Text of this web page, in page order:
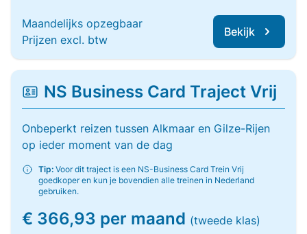
Maandelijks opzegbaar
Prijzen excl. btw
Bekijk
NS Business Card Traject Vrij
Onbeperkt reizen tussen Alkmaar en Gilze-Rijen
op ieder moment van de dag
Tip: Voor dit traject is een NS-Business Card Trein Vrij
goedkoper en kun je bovendien alle treinen in Nederland
gebruiken.
€ 366,93 per maand (tweede klas)